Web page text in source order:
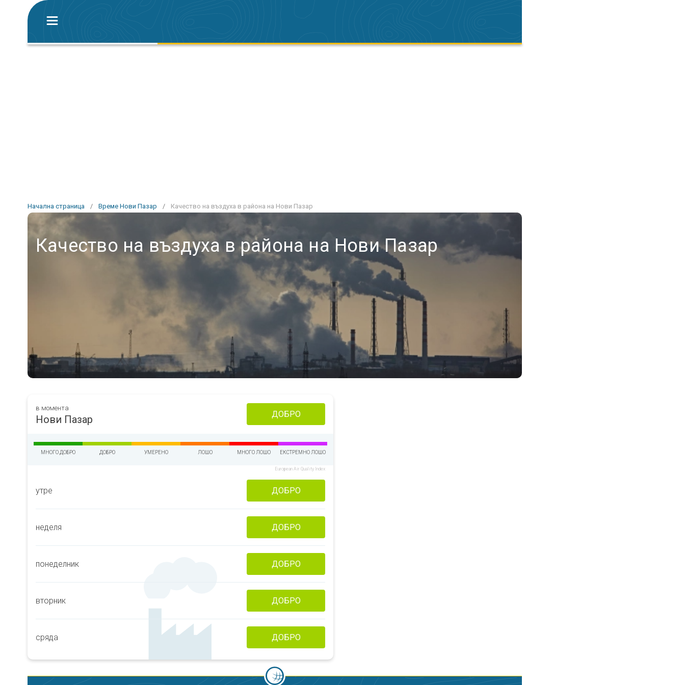
Начална страница / Време Нови Пазар / Качество на въздуха в района на Нови Пазар
Качество на въздуха в района на Нови Пазар
в момента
Нови Пазар ДОБРО
МНОГО ДОБРО ДОБРО УМЕРЕНО ЛОШО МНОГО ЛОШО ЕКСТРЕМНО ЛОШО
European Air Quality Index
утре ДОБРО
неделя ДОБРО
понеделник ДОБРО
вторник ДОБРО
сряда ДОБРО